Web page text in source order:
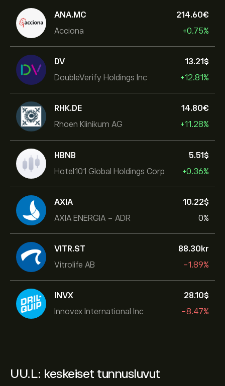
ANA.MC
Acciona
214.60‎€‎
+0.75%
DV
DoubleVerify Holdings Inc
13.21‎$‎
+12.81%
RHK.DE
Rhoen Klinikum AG
14.80‎€‎
+11.28%
HBNB
Hotel101 Global Holdings Corp
5.51‎$‎
+0.36%
AXIA
AXIA ENERGIA - ADR
10.22‎$‎
0%
VITR.ST
Vitrolife AB
88.30‎kr‎
-1.89%
INVX
Innovex International Inc
28.10‎$‎
-8.47%
UU.L: keskeiset tunnusluvut